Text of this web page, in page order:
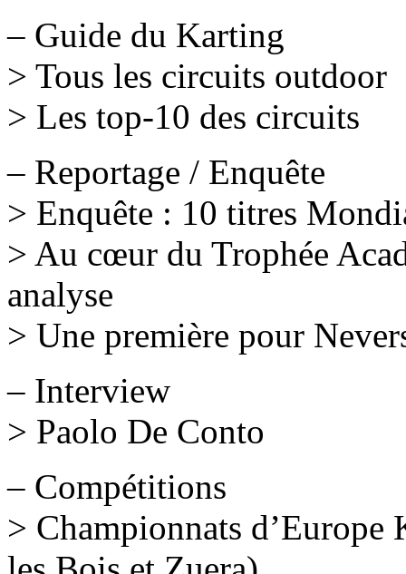
– Guide du Karting
> Tous les circuits outdoor
> Les top-10 des circuits
– Reportage / Enquête
> Enquête : 10 titres
> Au cœur du Trophée
analyse
> Une première pour
– Interview
> Paolo De Conto
– Compétitions
> Championnats